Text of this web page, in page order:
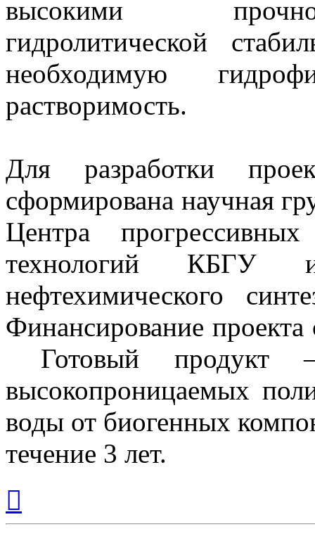
высокими
гидролитической
необходимую
растворимость.
Для разработки
сформирована научная
Центра
технологий КБГУ и
нефтехимического
Финансирование проекта
Готовый продукт –
высокопроницаемых
воды от биогенных
течение 3 лет.
началу